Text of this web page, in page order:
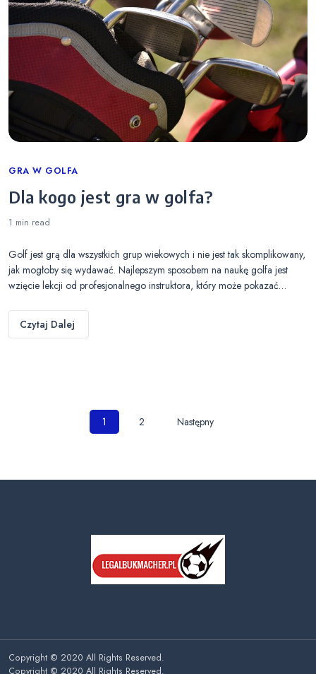
Categories
GRA W GOLFA
Dla kogo jest gra w golfa?
1 min read
Golf jest grą dla wszystkich grup wiekowych i nie jest tak skomplikowany,
jak mogłoby się wydawać. Najlepszym sposobem na naukę golfa jest
wzięcie lekcji od profesjonalnego instruktora, który może pokazać…
Czytaj Dalej
Nawigacja
1 2 Następny
Copyright © 2020 All Rights Reserved.
Copyright © 2020 All Rights Reserved.